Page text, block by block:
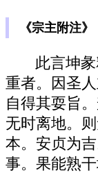
《宗主附注》
此言坤
重者。因圣
自得其耍旨
无时离地。
本。安贞为
事。果能熟